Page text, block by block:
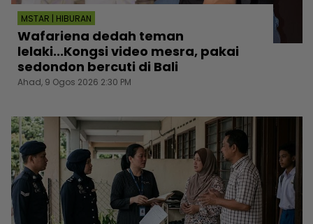
MSTAR | HIBURAN
Wafariena dedah teman
lelaki...Kongsi video mesra, pakai
sedondon bercuti di Bali
Ahad, 9 Ogos 2026 2:30 PM